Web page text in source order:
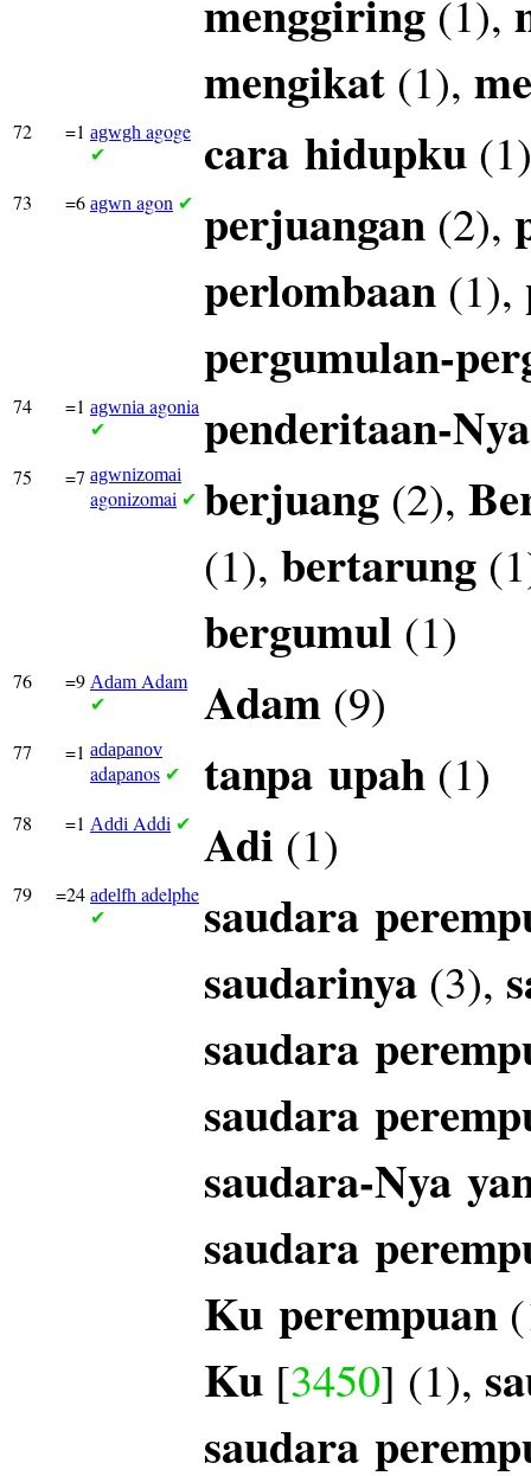
menggiring (1),
mengikat (1),
72 =1 agwgh agoge
✔ cara hidupku (1)
73 =6 agwn agon ✔ perjuangan (2),
perlombaan (1),
pergumulan-
74 =1 agwnia agonia
✔ penderitaan-Nya
75 =7 agwnizomai
agonizomai ✔ berjuang (2),
(1), bertarung
bergumul (1)
76 =9 Adam Adam
✔ Adam (9)
77 =1 adapanov
adapanos ✔ tanpa upah (1)
78 =1 Addi Addi ✔ Adi (1)
79 =24 adelfh adelphe
✔ saudara
saudarinya (3),
saudara
saudara
saudara-Nya
saudara
Ku perempuan
Ku [3450] (1),
saudara